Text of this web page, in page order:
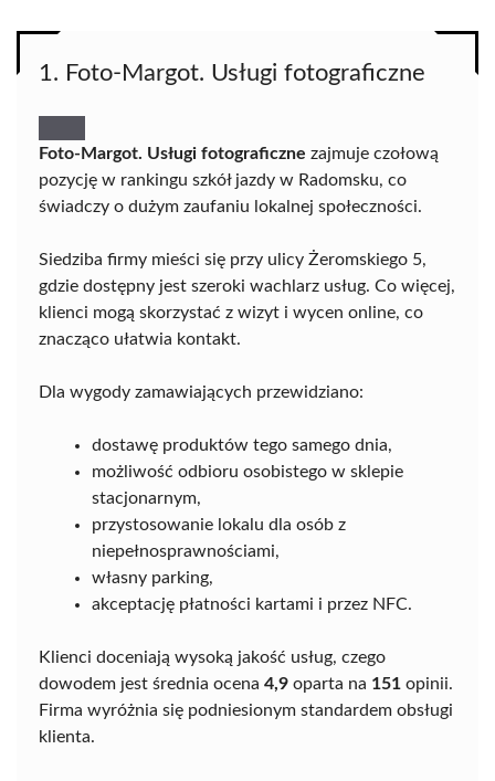
1. Foto-Margot. Usługi fotograficzne
Foto-Margot. Usługi fotograficzne zajmuje czołową
pozycję w rankingu szkół jazdy w Radomsku, co
świadczy o dużym zaufaniu lokalnej społeczności.
Siedziba firmy mieści się przy ulicy Żeromskiego 5,
gdzie dostępny jest szeroki wachlarz usług. Co więcej,
klienci mogą skorzystać z wizyt i wycen online, co
znacząco ułatwia kontakt.
Dla wygody zamawiających przewidziano:
dostawę produktów tego samego dnia,
możliwość odbioru osobistego w sklepie
stacjonarnym,
przystosowanie lokalu dla osób z
niepełnosprawnościami,
własny parking,
akceptację płatności kartami i przez NFC.
Klienci doceniają wysoką jakość usług, czego
dowodem jest średnia ocena 4,9 oparta na 151 opinii.
Firma wyróżnia się podniesionym standardem obsługi
klienta.